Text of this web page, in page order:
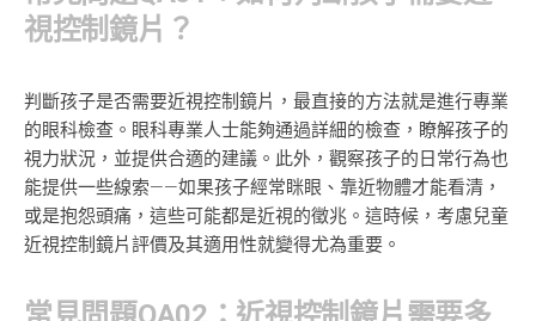
視控制鏡片？
判斷孩子是否需要近視控制鏡片，最直接的方法就是進行專業
的眼科檢查。眼科專業人士能夠通過詳細的檢查，瞭解孩子的
視力狀況，並提供合適的建議。此外，觀察孩子的日常行為也
能提供一些線索——如果孩子經常眯眼、靠近物體才能看清，
或是抱怨頭痛，這些可能都是近視的徵兆。這時候，考慮兒童
近視控制鏡片評價及其適用性就變得尤為重要。